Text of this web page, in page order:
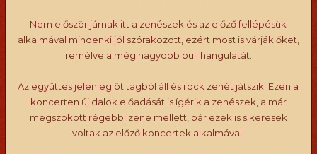
Nem először járnak itt a zenészek és az előző fellépésük
alkalmával mindenki jól szórakozott, ezért most is várják őket,
remélve a még nagyobb buli hangulatát.
Az együttes jelenleg öt tagból áll és rock zenét játszik. Ezen a
koncerten új dalok előadását is ígérik a zenészek, a már
megszokott régebbi zene mellett, bár ezek is sikeresek
voltak az előző koncertek alkalmával.